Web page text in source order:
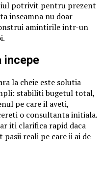
potrivit pentru prezent
inseamna nu doar
amintirile intr-un
incepe
la cheie este solutia
stabiliti bugetul total,
pe care il aveti,
o consultanta initiala.
iti clarifica rapid daca
reali pe care ii ai de